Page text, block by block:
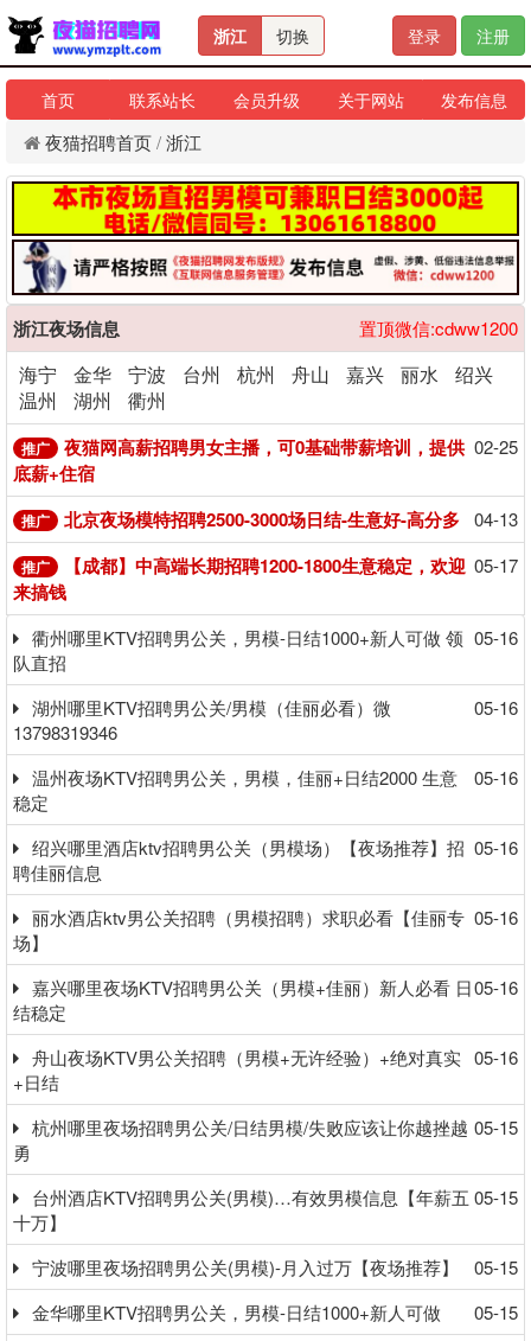
浙江 切换 登录 注册
首页 联系站长 会员升级 关于网站 发布信息
夜猫招聘首页/浙江
浙江夜场信息 置顶微信:cdww1200
海宁 金华 宁波 台州 杭州 舟山 嘉兴 丽水
绍兴
温州
湖州 衢州
02-25
推广
夜猫网高薪招聘男女主播，可0基础带薪培训，提供
底薪+住宿
04-13
推广 北京夜场模特招聘2500-3000场日结-生意好-高分多
05-17
推广
【成都】中高端长期招聘1200-1800生意稳定，欢迎
来搞钱
05-16
衢州哪里KTV招聘男公关，男模-日结1000+新人可做 领
队直招
05-16
湖州哪里KTV招聘男公关/男模（佳丽必看）微
13798319346
05-16
温州夜场KTV招聘男公关，男模，佳丽+日结2000 生意
稳定
05-16
绍兴哪里酒店ktv招聘男公关（男模场）【夜场推荐】招
聘佳丽信息
05-16
丽水酒店ktv男公关招聘（男模招聘）求职必看【佳丽专
场】
05-16
嘉兴哪里夜场KTV招聘男公关（男模+佳丽）新人必看 日
结稳定
05-16
舟山夜场KTV男公关招聘（男模+无许经验）+绝对真实
+日结
05-15
杭州哪里夜场招聘男公关/日结男模/失败应该让你越挫越
勇
05-15
台州酒店KTV招聘男公关(男模)…有效男模信息【年薪五
十万】
05-15
宁波哪里夜场招聘男公关(男模)-月入过万【夜场推荐】
05-15
金华哪里KTV招聘男公关，男模-日结1000+新人可做